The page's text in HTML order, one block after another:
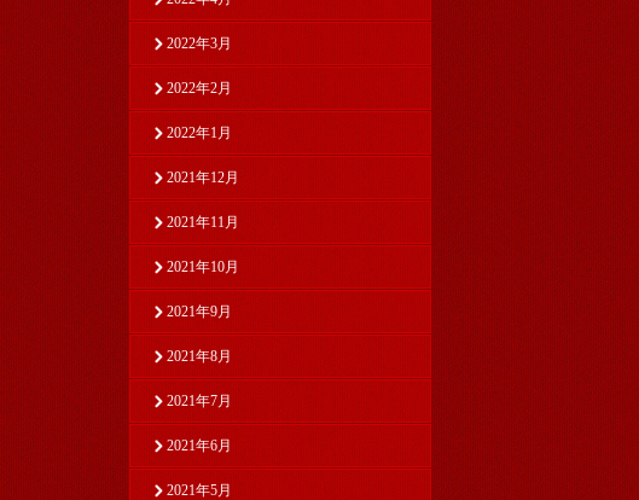
2022年3月
2022年2月
2022年1月
2021年12月
2021年11月
2021年10月
2021年9月
2021年8月
2021年7月
2021年6月
2021年5月